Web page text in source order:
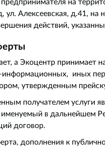
ул. Алексеевская, д.41,
действий,
а Экоцентр принимает
иных
утвержденным
получателем услуги
именуемый в дальнейшем
договор.
дополнения к